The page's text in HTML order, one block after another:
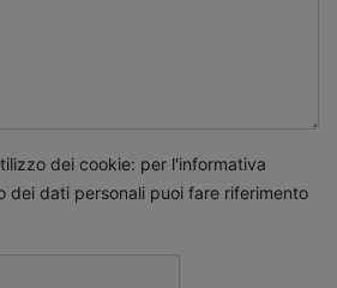
dei cookie: per l'informativa
dei dati personali puoi fare riferimento